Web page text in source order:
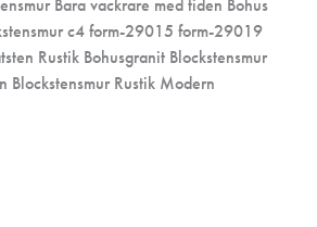
Bara vackrare med tiden Bohus
c4 form-29015 form-29019
Rustik Bohusgranit Blockstensmur
Blockstensmur Rustik Modern